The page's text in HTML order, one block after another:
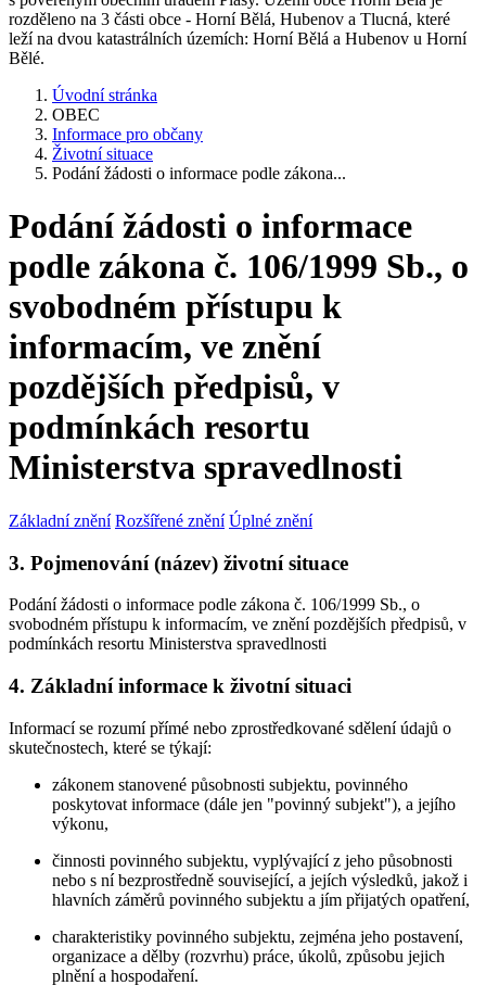
rozděleno na 3 části obce - Horní Bělá, Hubenov a Tlucná, které
leží na dvou katastrálních územích: Horní Bělá a Hubenov u Horní
Bělé.
Úvodní stránka
OBEC
Informace pro občany
Životní situace
Podání žádosti o informace podle zákona...
Podání žádosti o informace
podle zákona č. 106/1999 Sb., o
svobodném přístupu k
informacím, ve znění
pozdějších předpisů, v
podmínkách resortu
Ministerstva spravedlnosti
Základní znění Rozšířené znění Úplné znění
3. Pojmenování (název) životní situace
Podání žádosti o informace podle zákona č. 106/1999 Sb., o
svobodném přístupu k informacím, ve znění pozdějších předpisů, v
podmínkách resortu Ministerstva spravedlnosti
4. Základní informace k životní situaci
Informací se rozumí přímé nebo zprostředkované sdělení údajů o
skutečnostech, které se týkají:
zákonem stanovené působnosti subjektu, povinného
poskytovat informace (dále jen "povinný subjekt"), a jejího
výkonu,
činnosti povinného subjektu, vyplývající z jeho působnosti
nebo s ní bezprostředně související, a jejích výsledků, jakož i
hlavních záměrů povinného subjektu a jím přijatých opatření,
charakteristiky povinného subjektu, zejména jeho postavení,
organizace a dělby (rozvrhu) práce, úkolů, způsobu jejich
plnění a hospodaření.